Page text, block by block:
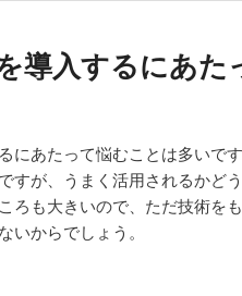
導入するにあた
にあたって悩むことは多いで
すが、うまく活用されるかど
ろも大きいので、ただ技術を
いからでしょう。